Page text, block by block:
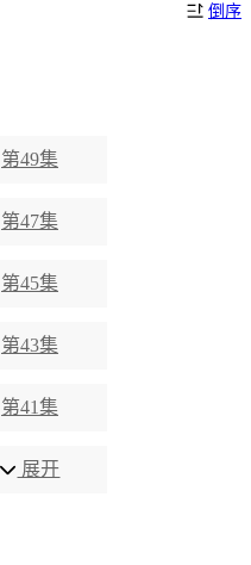
倒序
第49集
第47集
第45集
第43集
第41集
展开